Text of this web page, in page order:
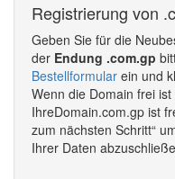
Registrierung von
Geben Sie für die
der Endung .com.gp
Bestellformular ein und
Wenn die Domain frei
IhreDomain.com.gp ist
zum nächsten Schritt“
Ihrer Daten